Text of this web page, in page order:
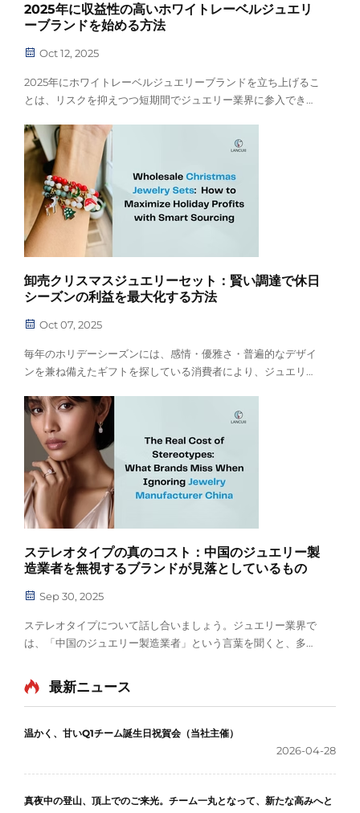
2025年に収益性の高いホワイトレーベルジュエリ
ーブランドを始める方法
Oct 12, 2025
2025年にホワイトレーベルジュエリーブランドを立ち上げるこ
とは、リスクを抑えつつ短期間でジュエリー業界に参入できる
るデザインに対する世界的な需要が高まっており、消費者はこ
れまで以上に意識的な選択をするようになっています…
卸売クリスマスジュエリーセット：賢い調達で休日
シーズンの利益を最大化する方法
Oct 07, 2025
毎年のホリデーシーズンには、感情・優雅さ・普遍的なデザイ
ンを兼ね備えたギフトを探している消費者により、ジュエリー
スマスジュエリーセットは贈り物としてすぐに使える完成品を
提供するため、一貫して高いリターンをもたらします…
ステレオタイプの真のコスト：中国のジュエリー製
造業者を無視するブランドが見落としているもの
Sep 30, 2025
ステレオタイプについて話し合いましょう。ジュエリー業界で
は、「中国のジュエリー製造業者」という言葉を聞くと、多く
る工場が大量生産に集中していた初期の時代を思い出すブラン
ドも多いのです…
最新ニュース
温かく、甘いQ1チーム誕生日祝賀会（当社主催）
2026-04-28
真夜中の登山、頂上でのご来光。チーム一丸となって、新たな高みへと